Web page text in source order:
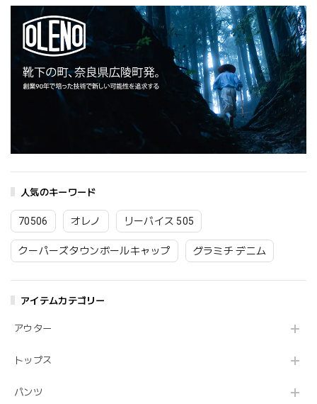
人気のキーワード
70506 オレノ リーバイス 505
クーパーズタウンボールキャップ グラミチ デニム
アイテムカテゴリー
アウター
トップス
パンツ